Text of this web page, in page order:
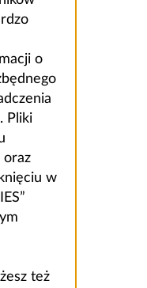
o
Pliki
oraz
w
też